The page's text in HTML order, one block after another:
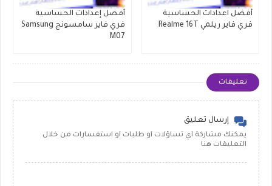
أفضل اعدادات الحساسية
فري فاير ريلمي Realme 16T
أفضل إعدادات الحساسية
فري فاير سامسونج Samsung
M07
تعليقات
إرسال تعليق
يمكنك مشاركة أي تساؤلات أو طلبات أو استفسارات من خلال
التعليقات هنا